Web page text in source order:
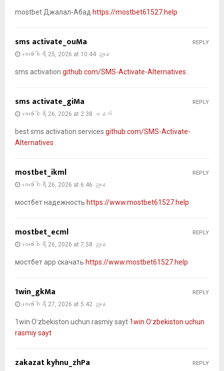
mostbet Джалал-Абад https://mostbet61527.help
sms activate_ouMa
ဖေ‌ဖော်ဝါရီ 25, 2026 at 10:44 ညနေ
sms activation github.com/SMS-Activate-Alternatives .
REPLY
sms activate_giMa
ဖေ‌ဖော်ဝါရီ 26, 2026 at 2:38 မနက်
best sms activation services github.com/SMS-Activate-
Alternatives .
REPLY
mostbet_ikml
ဖေ‌ဖော်ဝါရီ 26, 2026 at 6:46 ညနေ
мостбет надежность https://www.mostbet61527.help
REPLY
mostbet_ecml
ဖေ‌ဖော်ဝါရီ 26, 2026 at 7:58 ညနေ
мостбет app скачать https://www.mostbet61527.help
REPLY
1win_gkMa
ဖေ‌ဖော်ဝါရီ 27, 2026 at 5:42 ညနေ
1win Oʻzbekiston uchun rasmiy sayt 1win Oʻzbekiston uchun
rasmiy sayt
REPLY
zakazat kyhnu_zhPa REPLY